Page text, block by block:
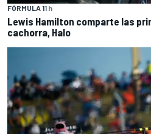
FÓRMULA 11 h
Lewis Hamilton comparte las
cachorra, Halo